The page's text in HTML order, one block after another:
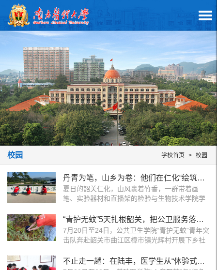
校园 学校首页 > 校园
丹青为笔，山乡为卷：他们在仁化“绘筑经纬”
夏日的韶关仁化，山风裹着竹香，一群带着画
笔、实验器材和直播架的检验与生物技术学院学
动山水画卷，把趣味科学搬进了乡村课堂，把山
野农味送到了线上直播间，让“绘筑经纬”的实践
队名字，在乡镇不同角落里发光。丹青铺陈山水
地自然景观为创作蓝本，在36.9*0.85m的护栏上
绘制了一幅丹山锦水、竹韵长江的画卷，将当地
“青护无蚊”5天扎根韶关，把公卫服务落到泥土里
7月20日至24日，公共卫生学院“青护无蚊”青年突
击队奔赴韶关市曲江区樟市镇光辉村开展下乡社
健康义诊、慢病宣教、少儿科普、急救实训、助不止走一趟：在陆丰，医学生从“体验式参与”深化为“责任式践行”